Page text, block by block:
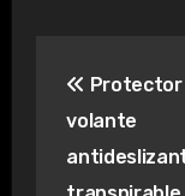
de
Protector
volante